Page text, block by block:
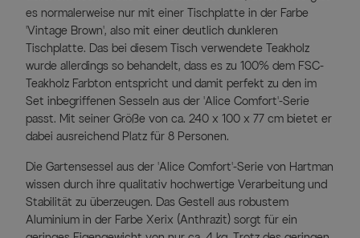
es normalerweise nur mit einer Tischplatte in der Farbe
'Vintage Brown', also mit einer deutlich dunkleren
Tischplatte. Das bei diesem Tisch verwendete Teakholz
wurde allerdings so behandelt, dass es zu 100% dem FSC-
Teakholz Farbton entspricht und damit perfekt zu den im
Set inbegriffenen Sesseln aus der 'Alice Comfort'-Serie
passt. Mit seiner Größe von ca. 240 x 100 x 77 cm bietet er
dabei ausreichend Platz für 8 Personen.
Die Gartensessel aus der 'Alice Comfort'-Serie von Hartman
wissen durch ihre qualitativ hochwertige Verarbeitung und
Stabilität zu überzeugen. Das Gestell aus robustem
Aluminium in der Farbe Xerix (Anthrazit) sorgt für ein